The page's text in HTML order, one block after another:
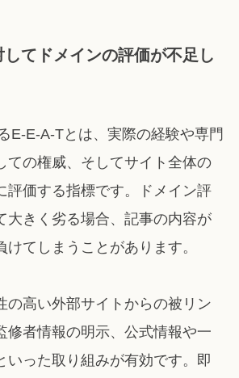
てドメインの評価が不足し
E-E-A-Tとは、実際の経験や専門
ての権威、そしてサイト全体の
評価する指標です。ドメイン評
大きく劣る場合、記事の内容が
けてしまうことがあります。
の高い外部サイトからの被リン
修者情報の明示、公式情報や一
いった取り組みが有効です。即